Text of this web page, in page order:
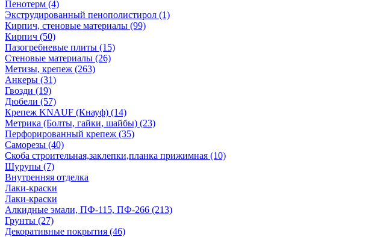
Пенотерм (4)
Экструдированный пенополистирол (1)
Кирпич, стеновые материалы (99)
Кирпич (50)
Пазогребневые плиты (15)
Стеновые материалы (26)
Метизы, крепеж (263)
Анкеры (31)
Гвозди (19)
Дюбели (57)
Крепеж KNAUF (Кнауф) (14)
Метрика (Болты, гайки, шайбы) (23)
Перфорированный крепеж (35)
Саморезы (40)
Скоба строительная,заклепки,планка прижимная (10)
Шурупы (7)
Внутренняя отделка
Лаки-краски
Лаки-краски
Алкидные эмали, ПФ-115, ПФ-266 (213)
Грунты (27)
Декоративные покрытия (46)